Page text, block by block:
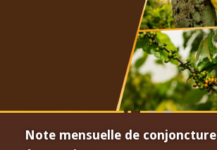
Note mensuelle de conjoncture